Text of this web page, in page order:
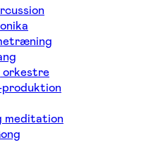
orkestre
meditation